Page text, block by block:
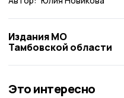
Издания МО
Тамбовской области
Это интересно